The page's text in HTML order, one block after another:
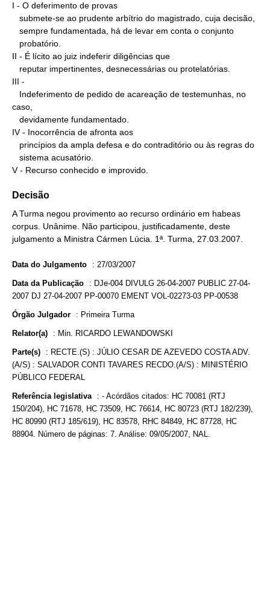
I - O deferimento de provas
II - É lícito ao juiz indeferir diligências que
III -
caso,
IV - Inocorrência de afronta aos
V - Recurso conhecido e improvido.
Decisão
A Turma negou provimento ao recurso ordinário em habeas
corpus. Unânime. Não participou, justificadamente, deste
julgamento a Ministra Cármen Lúcia. 1ª. Turma, 27.03.2007.
Data do Julgamento : 27/03/2007
Data da Publicação : DJe-004 DIVULG 26-04-2007 PUBLIC 27-04-
2007 DJ 27-04-2007 PP-00070 EMENT VOL-02273-03 PP-00538
Órgão Julgador : Primeira Turma
Relator(a) : Min. RICARDO LEWANDOWSKI
Parte(s) : RECTE.(S) : JÚLIO CESAR DE AZEVEDO COSTA ADV.
(A/S) : SALVADOR CONTI TAVARES RECDO.(A/S) : MINISTÉRIO
PÚBLICO FEDERAL
Referência legislativa : - Acórdãos citados: HC 70081 (RTJ
150/204), HC 71678, HC 73509, HC 76614, HC 80723 (RTJ 182/239),
HC 80990 (RTJ 185/619), HC 83578, RHC 84849, HC 87728, HC
88904. Número de páginas: 7. Análise: 09/05/2007, NAL.